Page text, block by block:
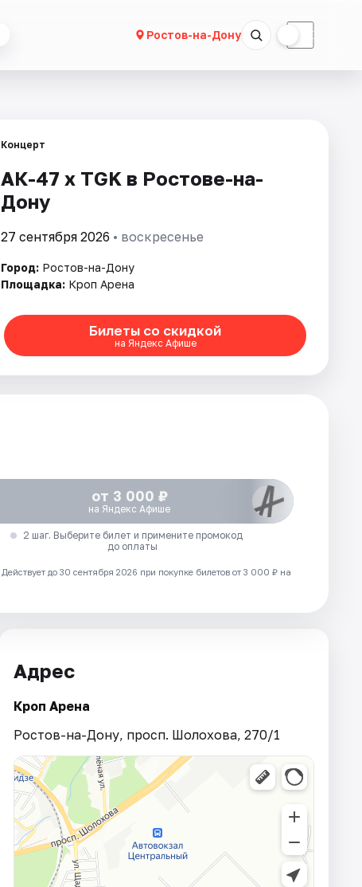
Ростов-на-Дону ☾
Концерт
АК-47 х TGK в Ростове-на-
Дону
27 сентября 2026 • воскресенье
Город: Ростов-на-Дону
Площадка: Кроп Арена
Билеты со скидкой
на Яндекс Афише
от 3 000 ₽
на Яндекс Афише
2 шаг. Выберите билет и примените промокод
до оплаты
Действует до 30 сентября 2026 при покупке билетов от 3 000 ₽ на
Адрес
Кроп Арена
Ростов-на-Дону, просп. Шолохова, 270/1